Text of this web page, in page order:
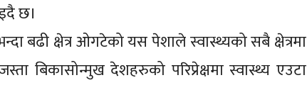
छ।
बढी क्षेत्र ओगटेको यस पेशाले स्वास्थ्यको सबै क्षेत्रमा
बिकासोन्मुख देशहरुको परिप्रेक्षमा स्वास्थ्य एउटा